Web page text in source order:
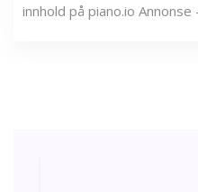
innhold på piano.io